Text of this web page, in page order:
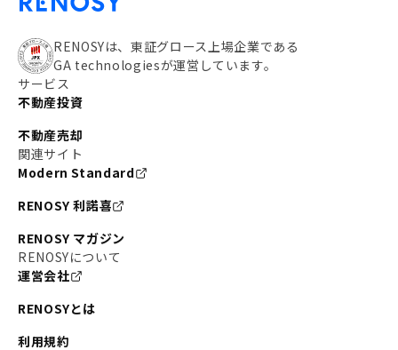
RENOSYは、東証グロース上場企業である
GA technologiesが運営しています。
サービス
不動産投資
不動産売却
関連サイト
Modern Standard
RENOSY 利諾喜
RENOSY マガジン
RENOSYについて
運営会社
RENOSYとは
利用規約